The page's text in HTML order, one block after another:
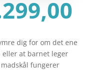
er:
dig for om det ene
at barnet leger
fungerer